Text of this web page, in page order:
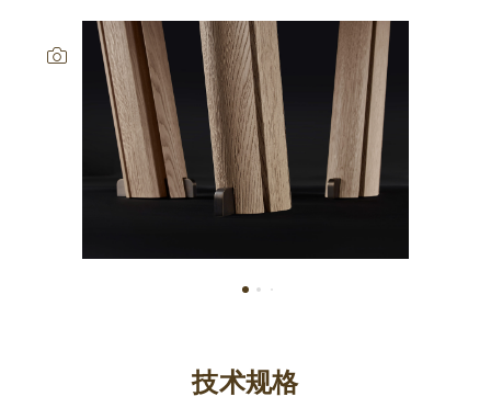
技术规格